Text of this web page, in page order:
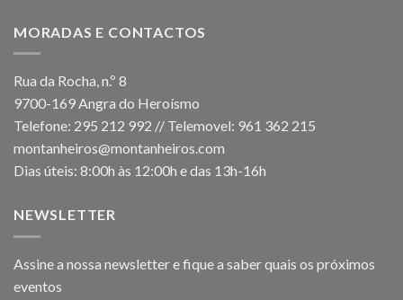
MORADAS E CONTACTOS
Rua da Rocha, n.º 8
9700-169 Angra do Heroísmo
Telefone: 295 212 992 // Telemovel: 961 362 215
montanheiros@montanheiros.com
Dias úteis: 8:00h às 12:00h e das 13h-16h
NEWSLETTER
Assine a nossa newsletter e fique a saber quais os próximos
eventos